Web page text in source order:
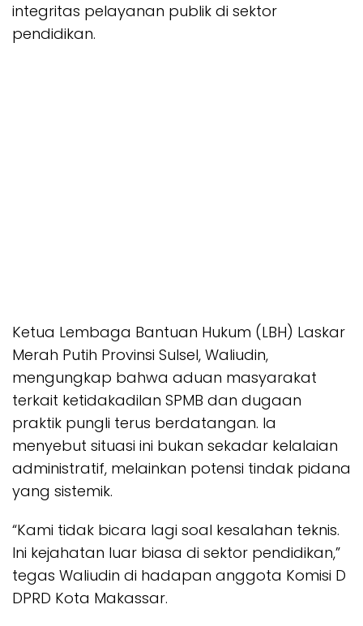
integritas pelayanan publik di sektor
pendidikan.
Ketua Lembaga Bantuan Hukum (LBH) Laskar
Merah Putih Provinsi Sulsel, Waliudin,
mengungkap bahwa aduan masyarakat
terkait ketidakadilan SPMB dan dugaan
praktik pungli terus berdatangan. Ia
menyebut situasi ini bukan sekadar kelalaian
administratif, melainkan potensi tindak pidana
yang sistemik.
“Kami tidak bicara lagi soal kesalahan teknis.
Ini kejahatan luar biasa di sektor pendidikan,”
tegas Waliudin di hadapan anggota Komisi D
DPRD Kota Makassar.